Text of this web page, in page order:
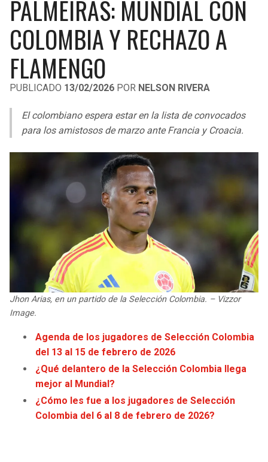
LIGA DE EXPANSIÓN MX
LEAGUES CUP
UEFA EUROPA LEAGUE
UEFA CONFERENCE LEAGUE
MLS
COPA LIBERTADORES
COPA SUDAMERICANA
PALMEIRAS: MUNDIAL CON
COLOMBIA Y RECHAZO A
FLAMENGO
PUBLICADO 13/02/2026 POR NELSON RIVERA
El colombiano espera estar en la lista de convocados
para los amistosos de marzo ante Francia y Croacia.
Jhon Arias, en un partido de la Selección Colombia. – Vizzor
Image.
Agenda de los jugadores de Selección Colombia
del 13 al 15 de febrero de 2026
¿Qué delantero de la Selección Colombia llega
mejor al Mundial?
¿Cómo les fue a los jugadores de Selección
Colombia del 6 al 8 de febrero de 2026?